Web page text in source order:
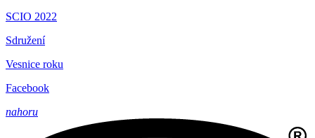
SCIO 2022
Sdružení
Vesnice roku
Facebook
nahoru